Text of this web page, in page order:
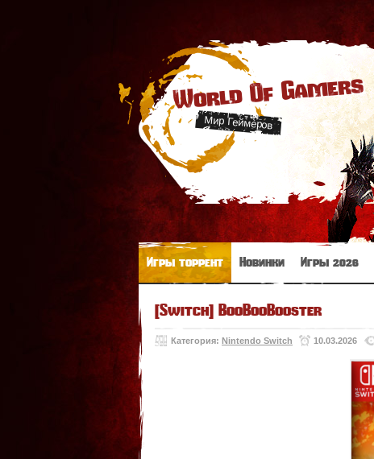
World Of Gamers
Мир Геймеров
Игры торрент Новинки Игры 2026
[Switch] BooBooBooster
Категория: Nintendo Switch 10.03.2026